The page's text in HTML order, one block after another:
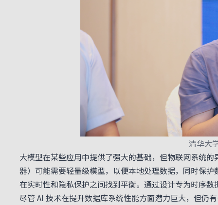
清华大
大模型在某些应用中提供了强大的基础，但物联网系统
器）可能需要轻量级模型，以便本地处理数据，同时保
在实时性和隐私保护之间找到平衡。通过设计专为时序
尽管 AI 技术在提升数据库系统性能方面潜力巨大，但仍